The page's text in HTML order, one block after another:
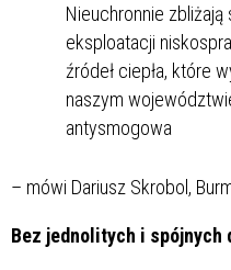
Nieuchronnie zbliżają
eksploatacji
źródeł ciepła, które
naszym
antysmogowa
– mówi Dariusz Skrobol,
Bez jednolitych i spójnych